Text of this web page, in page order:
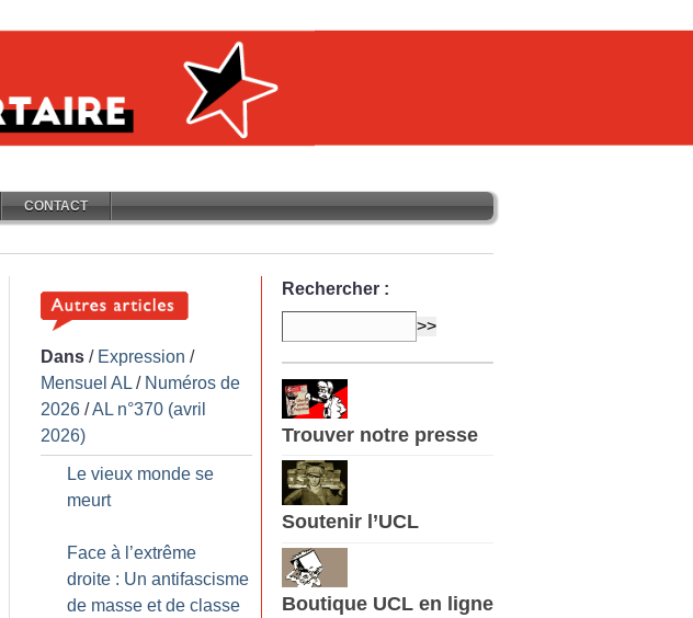
CONTACT
Dans / Expression /
Mensuel AL / Numéros de
2026 /AL n°370 (avril
2026)
Le vieux monde se
meurt
Face à l’extrême
droite : Un antifascisme
de masse et de classe
Rechercher :
Trouver notre presse
Soutenir l’UCL
Boutique UCL en ligne